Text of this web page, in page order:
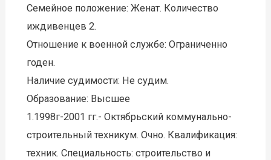
Семейное положение: Женат. Количество
иждивенцев 2.
Отношение к военной службе: Ограниченно
годен.
Наличие судимости: Не судим.
Образование: Высшее
1.1998г-2001 гг.- Октябрьский коммунально-
строительный техникум. Очно. Квалификация:
техник. Специальность: строительство и